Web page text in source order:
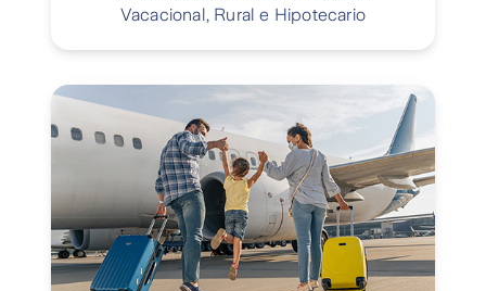
Vacacional, Rural e Hipotecario